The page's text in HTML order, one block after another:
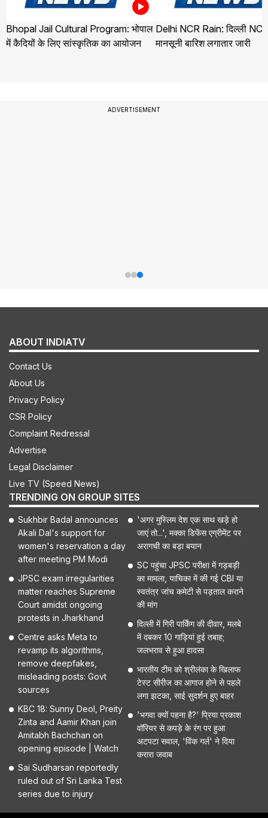
Bhopal Jail Cultural Program: भोपाल
में कैदियों के लिए सांस्कृतिक का आयोजन
Delhi NCR Rain: दिल्ली
मानसूनी बारिश लगातार जारी
ADVERTISEMENT
ABOUT INDIATV
Contact Us
About Us
Privacy Policy
CSR Policy
Complaint Redressal
Advertise
Legal Disclaimer
Live TV (Speed News)
TRENDING ON GROUP SITES
Sukhbir Badal announces
Akali Dal's support for
women's reservation a day
after meeting PM Modi
JPSC exam irregularities
matter reaches Supreme
Court amidst ongoing
protests in Jharkhand
Centre asks Meta to
revamp its algorithms,
remove deepfakes,
misleading posts: Govt
sources
KBC 18: Sunny Deol, Preity
Zinta and Aamir Khan join
Amitabh Bachchan on
opening episode | Watch
Sai Sudharsan reportedly
ruled out of Sri Lanka Test
series due to injury
'अगर मुस्लिम देश एक साथ खड़े हो
जाएं तो...', मक्का डिफेंस एग्रीमेंट पर
अरागची का बड़ा बयान
SC पहुंचा JPSC परीक्षा में गड़बड़ी
का मामला, याचिका में की गई CBI या
स्वतंत्र जांच कमेटी से पड़ताल कराने
की मांग
दिल्ली में गिरी पार्किंग की दीवार, मलबे
में दबकर 10 गाड़ियां हुई तबाह;
जलभराव से हुआ हादसा
भारतीय टीम को श्रीलंका के खिलाफ
टेस्ट सीरीज का आगाज होने से पहले
लगा झटका, साई सुदर्शन हुए बाहर
'भगवा क्यों पहना है?' प्रिया प्रकाश
वॉरियर से कपड़े के रंग पर हुआ
अटपटा सवाल, 'विंक गर्ल' ने दिया
करारा जवाब